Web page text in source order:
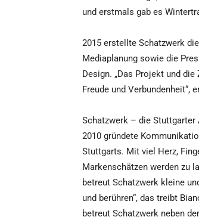
und erstmals gab es
2015 erstellte Schatzwerk
Mediaplanung sowie die
Design. „Das Projekt und
Freude und Verbundenheit“,
Schatzwerk – die Stuttgarter
2010 gründete
Stuttgarts. Mit viel Herz,
Markenschätzen werden zu
betreut Schatzwerk kleine
und berühren“, das treibt
betreut Schatzwerk neben